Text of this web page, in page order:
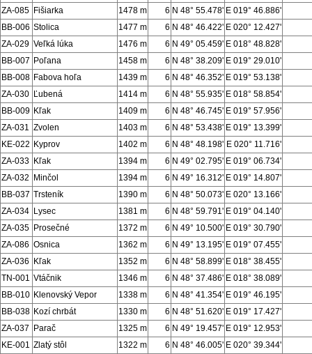
ZA-085 Fišiarka 1478 m 6 N 48° 55.478' E 019° 46.886'
BB-006 Stolica 1477 m 6 N 48° 46.422' E 020° 12.427'
ZA-029 Veľká lúka 1476 m 6 N 49° 05.459' E 018° 48.828'
BB-007 Poľana 1458 m 6 N 48° 38.209' E 019° 29.010'
BB-008 Fabova hoľa 1439 m 6 N 48° 46.352' E 019° 53.138'
ZA-030 Ľubená 1414 m 6 N 48° 55.935' E 018° 58.854'
BB-009 Kľak 1409 m 6 N 48° 46.745' E 019° 57.956'
ZA-031 Zvolen 1403 m 6 N 48° 53.438' E 019° 13.399'
KE-022 Kyprov 1402 m 6 N 48° 48.198' E 020° 11.716'
ZA-033 Kľak 1394 m 6 N 49° 02.795' E 019° 06.734'
ZA-032
Minčol 1394 m 6 N 49° 16.312' E 019° 14.807'
BB-037 Trsteník 1390 m 6 N 48° 50.073' E 020° 13.166'
ZA-034 Lysec 1381 m 6 N 48° 59.791' E 019° 04.140'
ZA-035 Prosečné 1372 m 6 N 49° 10.500' E 019° 30.790'
ZA-086 Osnica 1362 m 6 N 49° 13.195' E 019° 07.455'
ZA-036
Kľak 1352 m 6 N 48° 58.899' E 018° 38.455'
TN-001 Vtáčnik 1346 m 6 N 48° 37.486' E 018° 38.089'
BB-010 Klenovský Vepor 1338 m 6 N 48° 41.354' E 019° 46.195'
BB-038 Kozí chrbát 1330 m 6 N 48° 51.620' E 019° 17.427'
ZA-037
Parač 1325 m 6 N 49° 19.457' E 019° 12.953'
KE-001 Zlatý stôl 1322 m 6 N 48° 46.005' E 020° 39.344'